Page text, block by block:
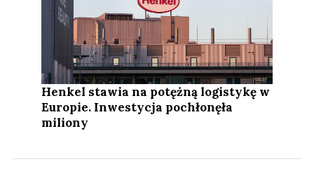
Henkel stawia na potężną logistykę w
Europie. Inwestycja pochłonęła
miliony